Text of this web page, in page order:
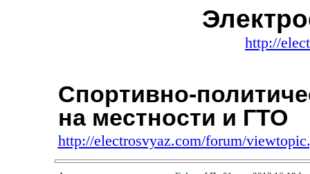
http://
Спортивно-
на местности и ГТО
http://electrosvyaz.com/forum/